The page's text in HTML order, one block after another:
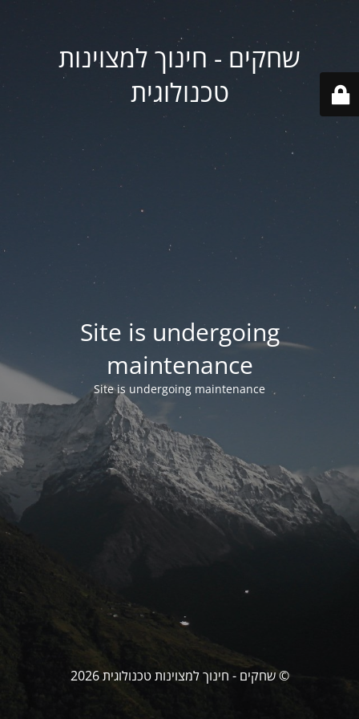
שחקים - חינוך למצוינות
טכנולוגית
Site is undergoing
maintenance
Site is undergoing maintenance
© שחקים - חינוך למצוינות טכנולוגית 2026